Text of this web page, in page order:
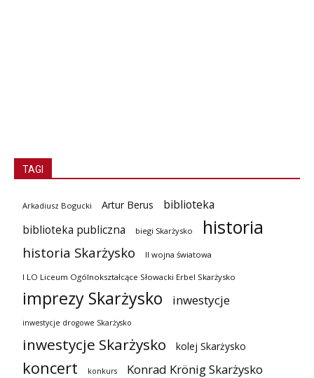
TAGI
Arkadiusz Bogucki Artur Berus
biblioteka
biblioteka publiczna
biegi Skarżysko historia
historia Skarżysko II wojna światowa
I LO Liceum Ogólnokształcące Słowacki Erbel Skarżysko
imprezy Skarżysko inwestycje
inwestycje drogowe Skarżysko
inwestycje Skarżysko kolej Skarżysko
koncert konkurs Konrad Krönig Skarżysko